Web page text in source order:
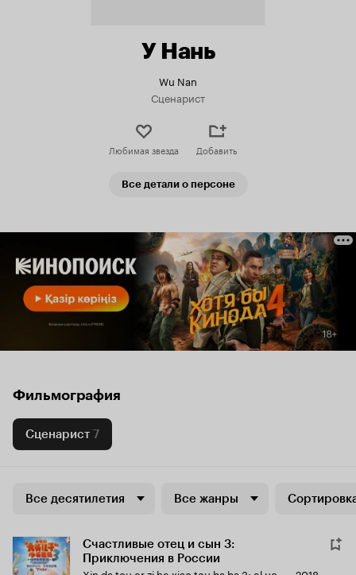
У Нань
Wu Nan
Сценарист
Любимая звезда Добавить
Все детали о персоне
Фильмография
Сценарист 7
Все десятилетия Все жанры
Счастливые отец и сын 3:
Приключения в России